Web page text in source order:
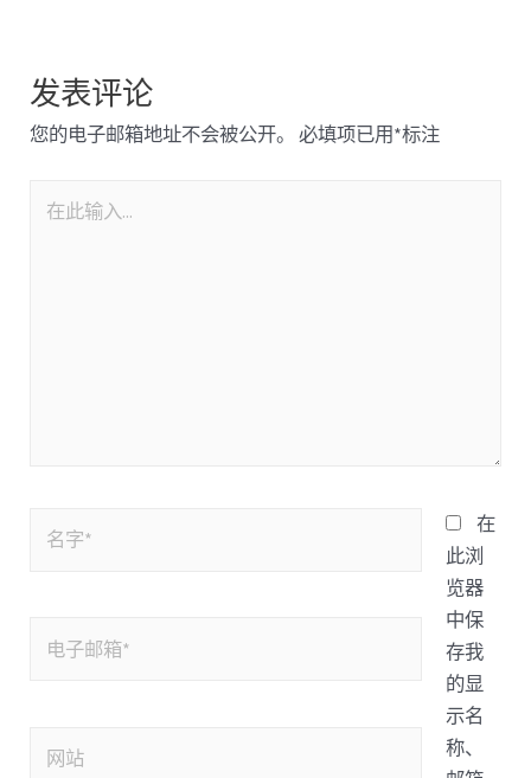
发表评论
您的电子邮箱地址不会被公开。 必填项已用*标注
在
此浏
览器
中保
存我
的显
示名
称、